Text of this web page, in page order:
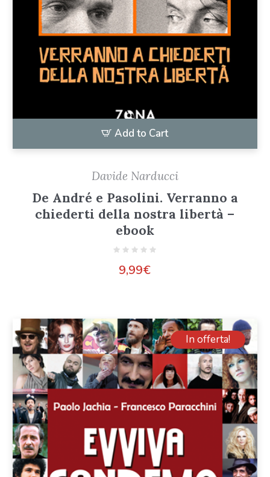
Add to Cart
Davide Narducci
De André e Pasolini. Verranno a
chiederti della nostra libertà –
ebook
9,99€
In offerta!